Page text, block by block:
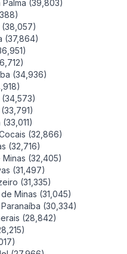
(39,803)
(38,057)
(37,864)
(34,936)
(34,573)
(32,866)
(32,716)
Minas (32,405)
(31,497)
(31,335)
Minas (31,045)
(30,334)
(28,842)